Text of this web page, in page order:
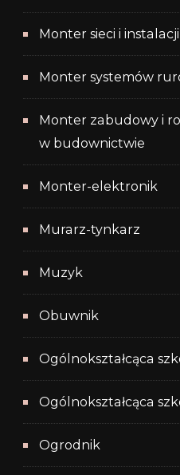
Monter sieci i
Monter systemów
Monter zabudowy i
w budownictwie
Monter-elektronik
Murarz-tynkarz
Muzyk
Obuwnik
Ogólnokształcąca
Ogólnokształcąca
Ogrodnik